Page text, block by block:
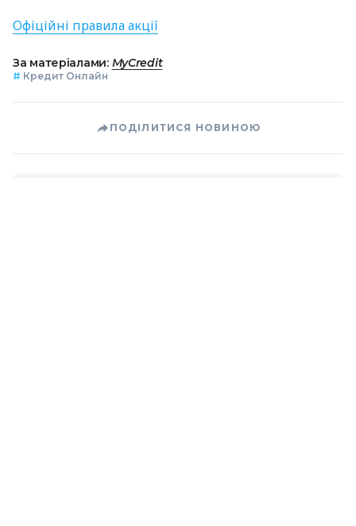
Офіційні правила акції
За матеріалами: MyCredit
# Кредит Онлайн
ПОДІЛИТИСЯ НОВИНОЮ